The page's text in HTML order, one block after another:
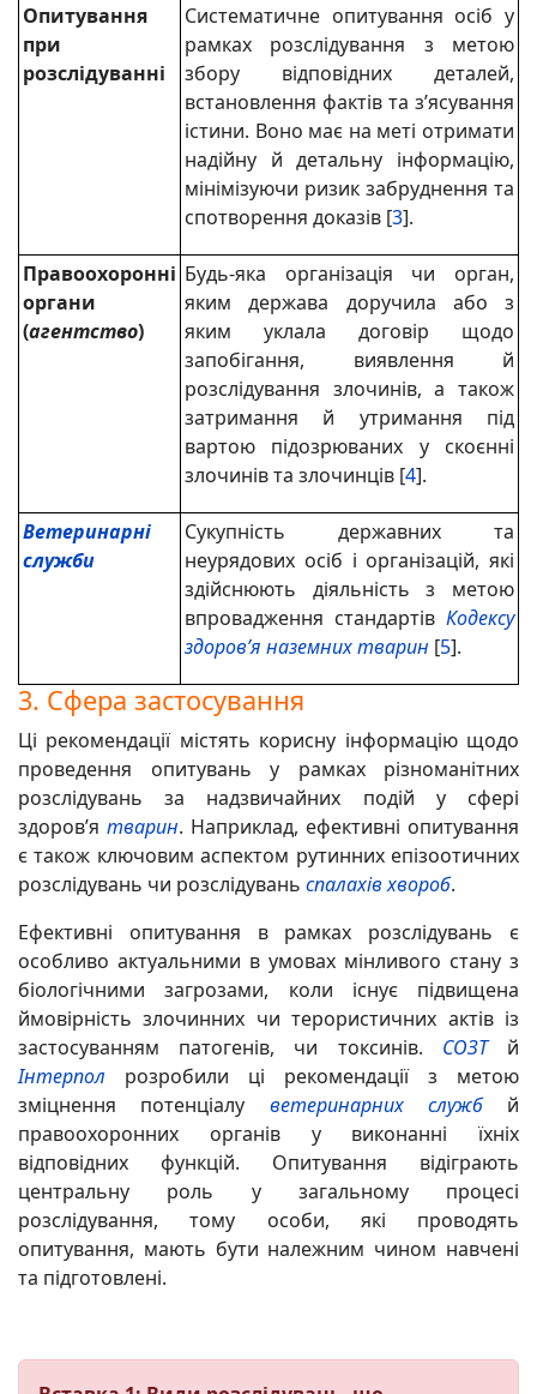
Опитування
при
розслідуванні
Систематичне опитування осіб у
рамках розслідування з метою
збору відповідних деталей,
встановлення фактів та з’ясування
істини. Воно має на меті отримати
надійну й детальну інформацію,
мінімізуючи ризик забруднення та
спотворення доказів [3].
Правоохоронні
органи
(агентство)
Будь-яка організація чи орган,
яким держава доручила або з
яким уклала договір щодо
запобігання, виявлення й
розслідування злочинів, а також
затримання й утримання під
вартою підозрюваних у скоєнні
злочинів та злочинців [4].
Ветеринарні
служби
Сукупність державних та
неурядових осіб і організацій, які
здійснюють діяльність з метою
впровадження стандартів Кодексу
здоров’я наземних тварин [5].
3. Сфера застосування
Ці рекомендації містять корисну інформацію щодо
проведення опитувань у рамках різноманітних
розслідувань за надзвичайних подій у сфері
здоров’я тварин. Наприклад, ефективні опитування
є також ключовим аспектом рутинних епізоотичних
розслідувань чи розслідувань спалахівхвороб.
Ефективні опитування в рамках розслідувань є
особливо актуальними в умовах мінливого стану з
біологічними загрозами, коли існує підвищена
ймовірність злочинних чи терористичних актів із
застосуванням патогенів, чи токсинів. СОЗТй
Інтерпол розробили ці рекомендації з метою
зміцнення потенціалу
ветеринарних службй
правоохоронних органів у виконанні їхніх
відповідних функцій. Опитування відіграють
центральну роль у загальному процесі
розслідування, тому особи, які проводять
опитування, мають бути належним чином навчені
та підготовлені.